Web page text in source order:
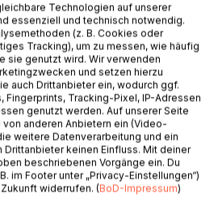
Technologien auf unserer
essenziell und technisch notwendig.
(z. B. Cookies oder
Tracking), um zu messen, wie häufig
sie genutzt wird. Wir verwenden
und setzen hierzu
auch Drittanbieter ein, wodurch ggf.
Tracking-Pixel, IP-Adressen
genutzt werden. Auf unserer Seite
anderen Anbietern ein (Video-
weitere Datenverarbeitung und ein
keinen Einfluss. Mit deiner
beschriebenen Vorgänge ein. Du
im Footer unter „Privacy-Einstellungen“)
widerrufen. (BoD-Impressum)